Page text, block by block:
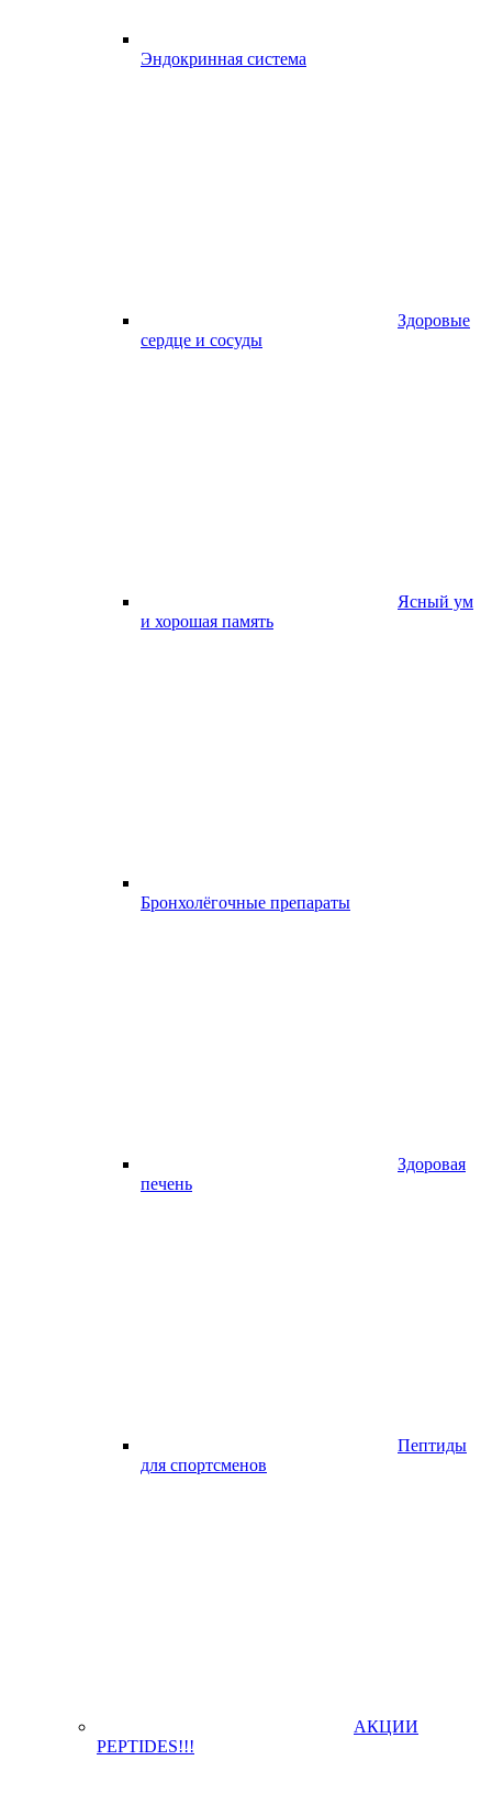
Эндокринная система
Здоровые
сердце и сосуды
Ясный ум
и хорошая память
Бронхолёгочные препараты
Здоровая
печень
Пептиды
для спортсменов
АКЦИИ
PEPTIDES!!!